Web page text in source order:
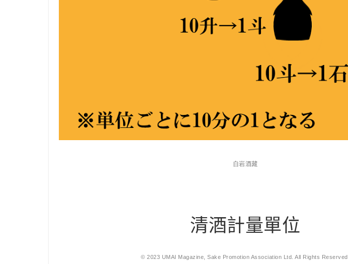
白岩酒藏
清酒計量單位
© 2023 UMAI Magazine, Sake Promotion Association Ltd. All Rights Reserved.